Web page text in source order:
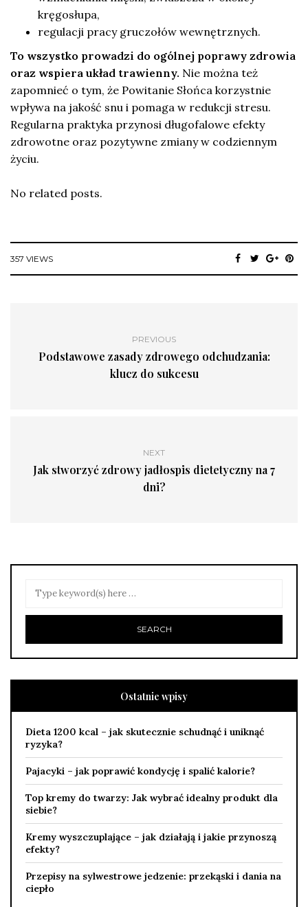
kręgosłupa,
regulacji pracy gruczołów wewnętrznych.
To wszystko prowadzi do ogólnej poprawy zdrowia
oraz wspiera układ trawienny. Nie można też
zapomnieć o tym, że Powitanie Słońca korzystnie
wpływa na jakość snu i pomaga w redukcji stresu.
Regularna praktyka przynosi długofalowe efekty
zdrowotne oraz pozytywne zmiany w codziennym
życiu.
No related posts.
357 VIEWS
PREVIOUS
Podstawowe zasady zdrowego odchudzania:
klucz do sukcesu
NEXT
Jak stworzyć zdrowy jadłospis dietetyczny na 7
dni?
Ostatnie wpisy
Dieta 1200 kcal – jak skutecznie schudnąć i uniknąć
ryzyka?
Pajacyki – jak poprawić kondycję i spalić kalorie?
Top kremy do twarzy: Jak wybrać idealny produkt dla
siebie?
Kremy wyszczuplające – jak działają i jakie przynoszą
efekty?
Przepisy na sylwestrowe jedzenie: przekąski i dania na
ciepło